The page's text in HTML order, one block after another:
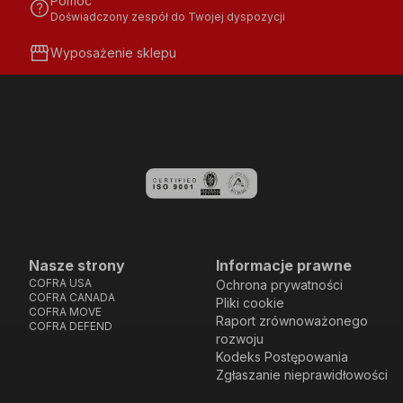
help Doświadczony zespół do Twojej dyspozycji
storefrontWyposażenie sklepu
Nasze strony
COFRA USA
COFRA CANADA
COFRA MOVE
COFRA DEFEND
Informacje prawne
Ochrona prywatności
Pliki cookie
Raport zrównoważonego
rozwoju
Kodeks Postępowania
Zgłaszanie nieprawidłowości